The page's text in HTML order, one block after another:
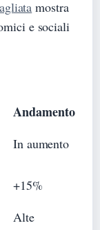
mostra
e sociali
Andamento
In aumento
+15%
Alte